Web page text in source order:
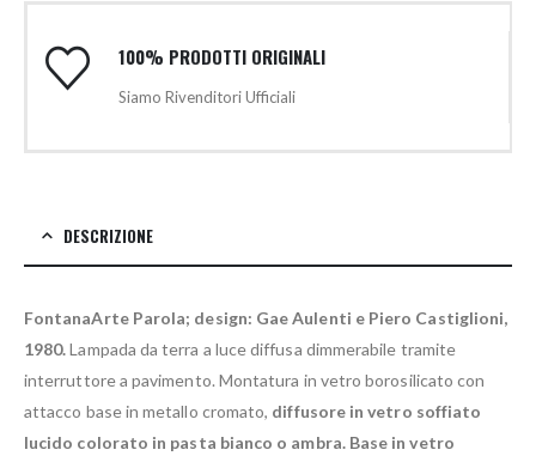
100% PRODOTTI ORIGINALI
Siamo Rivenditori Ufficiali
DESCRIZIONE
FontanaArte Parola; design: Gae Aulenti e Piero Castiglioni,
1980.Lampada da terra a luce diffusa dimmerabile tramite
interruttore a pavimento. Montatura in vetro borosilicato con
attacco base in metallo cromato, diffusore in vetro soffiato
lucido colorato in pasta bianco o ambra. Base in vetro